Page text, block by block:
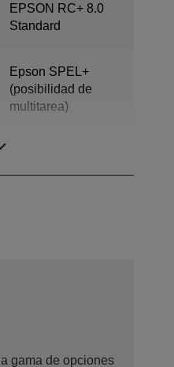
EPSON RC+ 8.0
Standard
Epson SPEL+
(posibilidad de
multitarea)
gama de opciones